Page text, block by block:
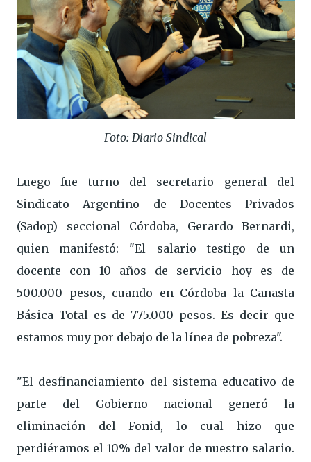
Foto: Diario Sindical
Luego fue turno del secretario general del
Sindicato Argentino de Docentes Privados
(Sadop) seccional Córdoba, Gerardo Bernardi,
quien manifestó: "El salario testigo de un
docente con 10 años de servicio hoy es de
500.000 pesos, cuando en Córdoba la Canasta
Básica Total es de 775.000 pesos. Es decir que
estamos muy por debajo de la línea de pobreza".
"El desfinanciamiento del sistema educativo de
parte del Gobierno nacional generó la
eliminación del Fonid, lo cual hizo que
perdiéramos el 10% del valor de nuestro salario.